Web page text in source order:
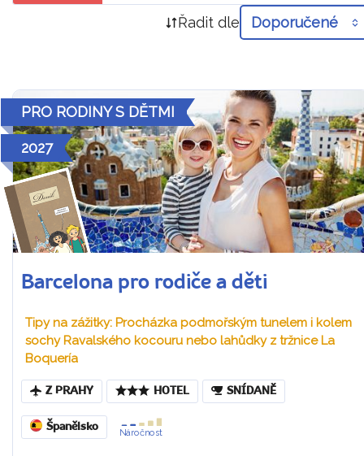
Řadit dle Doporučené
PRO RODINY S DĚTMI
2027
Barcelona pro rodiče a děti
Tipy na zážitky: Procházka podmořským tunelem i kolem
sochy Ravalského kocouru nebo lahůdky z tržnice La
Boquería
Z PRAHY HOTEL SNÍDANĚ
Španělsko
Náročnost